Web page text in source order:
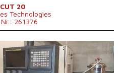
CUT 20
Technologies
261376
2000
320 mm
220 mm